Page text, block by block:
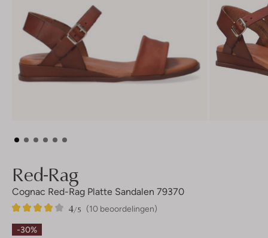
Red-Rag
Cognac Red-Rag Platte Sandalen 79370
(10 beoordelingen)
4/5
10
4
Sterren
-30%